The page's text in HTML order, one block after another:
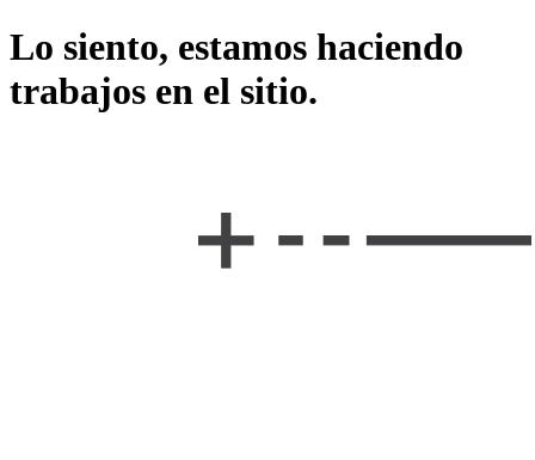
Lo siento, estamos haciendo
trabajos en el sitio.